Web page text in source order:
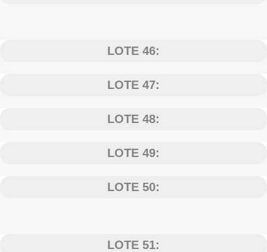
LOTE 46:
LOTE 47:
LOTE 48:
LOTE 49:
LOTE 50:
LOTE 51: